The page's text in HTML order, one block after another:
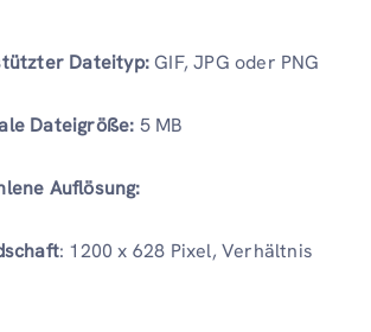
Dateityp:GIF, JPG oder PNG
Dateigröße: 5 MB
Auflösung:
: 1200 x 628 Pixel, Verhältnis